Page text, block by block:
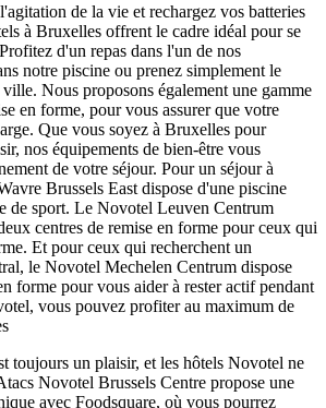
de la vie et rechargez vos batteries
à Bruxelles offrent le cadre idéal pour se
d'un repas dans l'un de nos
notre piscine ou prenez simplement le
Nous proposons également une gamme
en forme, pour vous assurer que votre
Que vous soyez à Bruxelles pour
nos équipements de bien-être vous
de votre séjour. Pour un séjour à
Brussels East dispose d'une piscine
de sport. Le Novotel Leuven Centrum
centres de remise en forme pour ceux qui
Et pour ceux qui recherchent un
le Novotel Mechelen Centrum dispose
forme pour vous aider à rester actif pendant
vous pouvez profiter au maximum de
toujours un plaisir, et les hôtels Novotel ne
Novotel Brussels Centre propose une
avec Foodsquare, où vous pourrez